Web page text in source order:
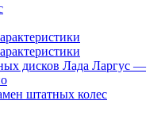
дисков Лада Ларгус —
штатных колес